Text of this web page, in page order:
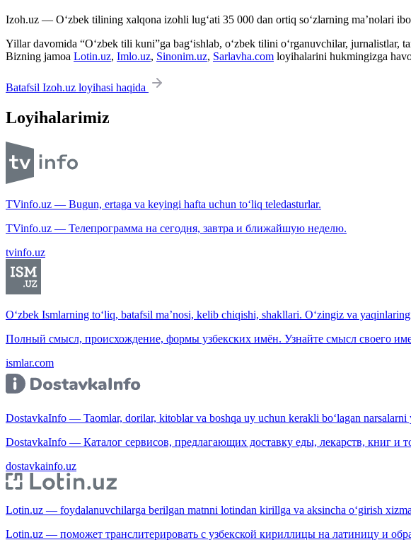
Izoh.uz — O‘zbek tilining xalqona izohli lug‘ati 35 000 dan ortiq so‘zlarning ma’nolari
Yillar davomida “O‘zbek tili kuni”ga bag‘ishlab, o‘zbek tilini o‘rganuvchilar,
Bizning jamoa Lotin.uz, Imlo.uz, Sinonim.uz, Sarlavha.com loyihalarini hukmingizga
Batafsil Izoh.uz loyihasi haqida
Loyihalarimiz
TVinfo.uz — Bugun, ertaga va keyingi hafta uchun to‘liq teledasturlar.
TVinfo.uz — Телепрограмма на сегодня, завтра и ближайшую неделю.
tvinfo.uz
O‘zbek Ismlarning to‘liq, batafsil ma’nosi, kelib chiqishi, shakllari. O‘zingiz va
Полный смысл, происхождение, формы узбекских имён. Узнайте смысл своего
ismlar.com
DostavkaInfo — Taomlar, dorilar, kitoblar va boshqa uy uchun kerakli bo‘lagan narsalarni
DostavkaInfo — Каталог сервисов, предлагающих доставку еды, лекарств, книг и
dostavkainfo.uz
Lotin.uz — foydalanuvchilarga berilgan matnni lotindan kirillga va aksincha o‘girish
Lotin.uz — поможет транслитерировать с узбекской кириллицы на латиницу и